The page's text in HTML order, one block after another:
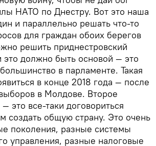
НАТО по Днестру. Вот это наша
и параллельно решать что-то
для граждан обоих берегов
решить приднестровский
это должно быть основой — это
в парламенте. Такая
в конце 2018 года — после
в Молдове. Второе
это все-таки договориться
создать общую страну. Это очень
поколения, разные системы
управления, разные налоговые